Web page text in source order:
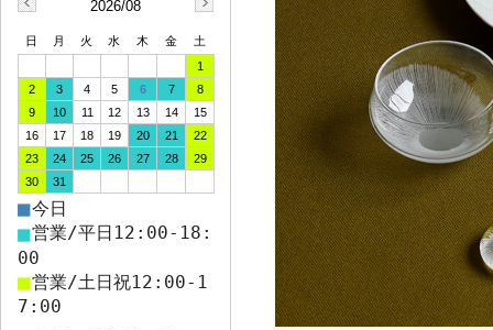
2026/08
日 月 火 水 木 金
土
1
2
3 4 5 6 7
8
9
10 11 12 13 14
15
16
17 18 19 20 21
22
23
24 25 26 27 28
29
30
31
■今日
■営業/平日12:00-18:
00
■営業/土日祝12:00-1
7:00